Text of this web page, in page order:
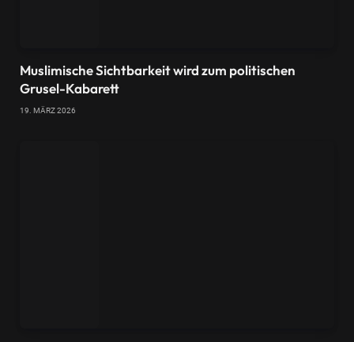
Muslimische Sichtbarkeit wird zum politischen
Grusel-Kabarett
19. MÄRZ 2026